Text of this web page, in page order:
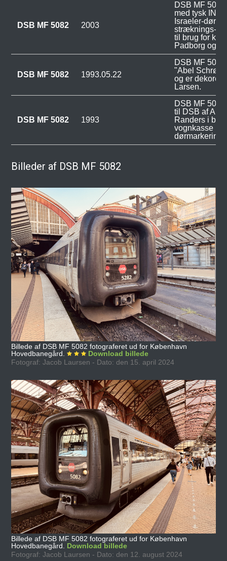
DSB MF 5082 2003
DSB MF
med tysk
Israeler-døre
stræknings-
til brug for
Padborg og
DSB MF 5082 1993.05.22
DSB MF
"Abel
og er
Larsen.
DSB MF 5082 1993
DSB MF
til DSB af
Randers i
vognkasse
Billeder af DSB MF 5082
Billede af DSB MF 5082 fotograferet ud for København
Hovedbanegård.
Download billede
Fotograf: Jacob Laursen - Dato: den 15. april 2024
Billede af DSB MF 5082 fotograferet ud for København
Hovedbanegård. Download billede
Fotograf: Jacob Laursen - Dato: den 12. august 2024